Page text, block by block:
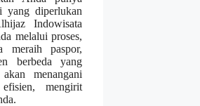
yang diperlukan
Indowisata
melalui proses,
meraih paspor,
berbeda yang
menangani
mengirit